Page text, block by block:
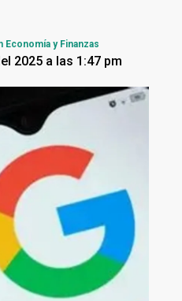
y Finanzas
2025 a las 1:47 pm